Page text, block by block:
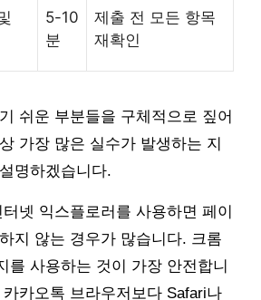
5-10
분
제출 전 모든 항목
재확인
쉬운 부분들을 구체적으로 짚어
가장 많은 실수가 발생하는 지
명하겠습니다.
넷 익스플로러를 사용하면 페이
지 않는 경우가 많습니다. 크롬
를 사용하는 것이 가장 안전합니
카오톡 브라우저보다 Safari나